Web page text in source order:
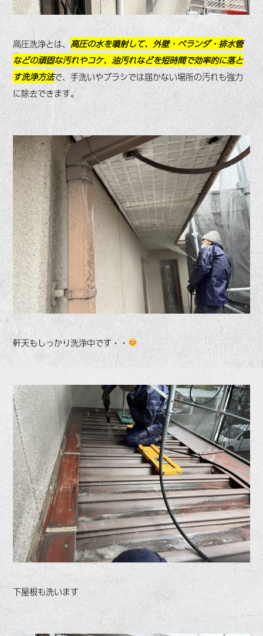
高圧洗浄とは、高圧の水を噴射して、外壁・ベランダ・排水管
などの頑固な汚れやコケ、油汚れなどを短時間で効率的に落と
す洗浄方法で、手洗いやブラシでは届かない場所の汚れも強力
に除去できます。
軒天もしっかり洗浄中です・・
下屋根も洗います